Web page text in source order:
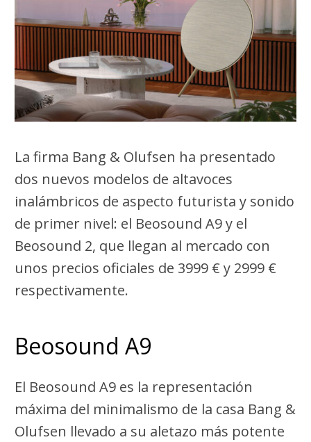
La firma Bang & Olufsen ha presentado
dos nuevos modelos de altavoces
inalámbricos de aspecto futurista y sonido
de primer nivel: el Beosound A9 y el
Beosound 2, que llegan al mercado con
unos precios oficiales de 3999 € y 2999 €
respectivamente.
Beosound A9
El Beosound A9 es la representación
máxima del minimalismo de la casa Bang &
Olufsen llevado a su aletazo más potente